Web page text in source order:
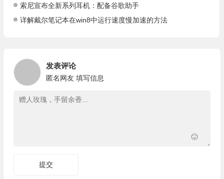
索尼宣布全新系列耳机：配备谷歌助手
详解戴尔笔记本在win8中运行速度慢加速的方法
发表评论
匿名网友 填写信息